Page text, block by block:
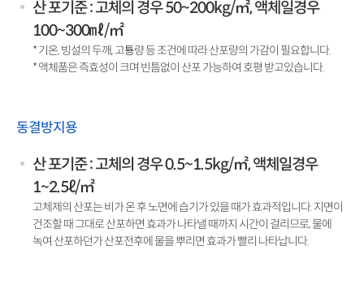
산 포기준 : 고체의 경우 50~200kg/㎡, 액체일경우
100~300㎖/㎡
* 기온, 빙설의 두깨, 고툥량 등 조건에 따라 산포량의 가감이 필요합니다.
* 액체품은 즉효성이 크며 빈틈없이 산포 가능하여 호평 받고있습니다.
동결방지용
산 포기준 : 고체의 경우 0.5~1.5kg/㎡, 액체일경우
1~2.5ℓ/㎡
고체제의 산포는 비가 온 후 노면에 습기가 있을 때가 효과적입니다. 지면이
건조할 때 그대로 산포하면 효과가 나타낼 때까지 시간이 걸리므로, 물에
녹여 산포하던가 산포전후에 물을 뿌리면 효과가 빨리 나타납니다.